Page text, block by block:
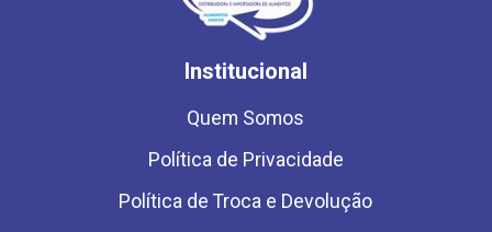
Institucional
Quem Somos
Política de Privacidade
Política de Troca e Devolução